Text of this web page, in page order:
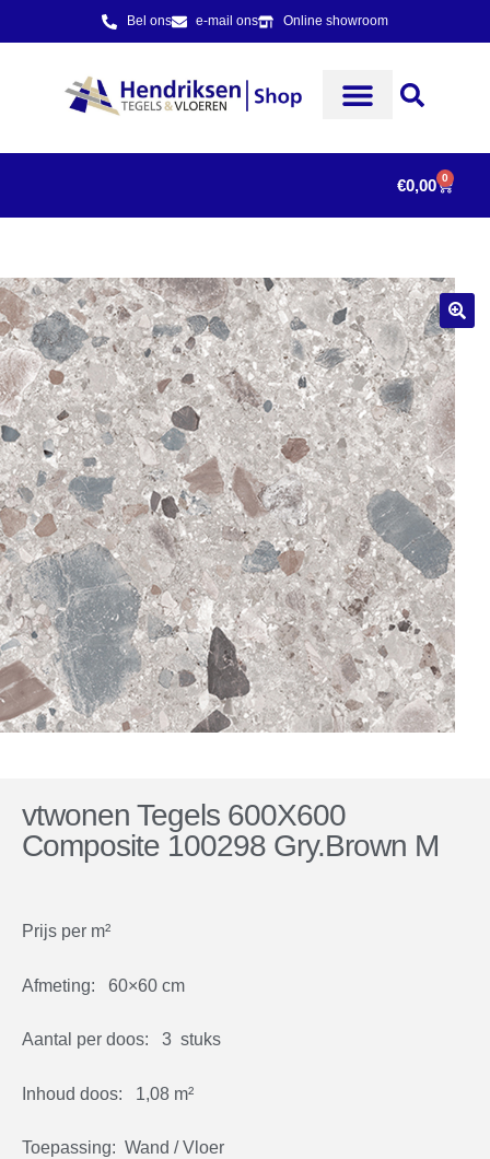
Bel ons e-mail ons Online showroom
€0,00 0
vtwonen Tegels 600X600
Composite 100298 Gry.Brown M
Prijs per m²
Afmeting: 60×60 cm
Aantal per doos: 3 stuks
Inhoud doos: 1,08 m²
Toepassing: Wand / Vloer